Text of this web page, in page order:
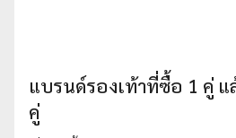
แบรนด์รองเท้าที่ซื้อ 1 คู่ แ
คู่